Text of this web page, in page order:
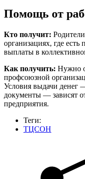
Помощь от
Кто получит:
организациях, где
выплаты в
Как получить: Нужно
профсоюзной
Условия выдачи денег
документы — зависят
предприятия.
Теги:
ТЦСОН